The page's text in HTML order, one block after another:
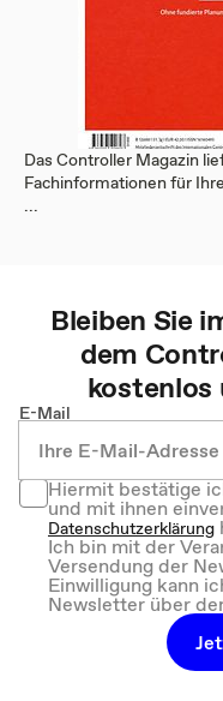
Das Controller Magazin
Fachinformationen für
...
Bleiben Sie
dem
kostenlos
E-Mail
Hiermit bestätige
und mit ihnen
Datenschutzerklärung
Ich bin mit der
Versendung der
Einwilligung kann
Newsletter über